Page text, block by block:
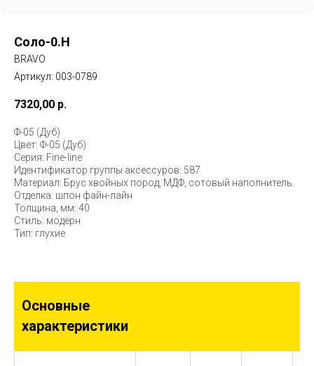
Соло-0.H
BRAVO
Артикул: 003-0789
7320,00 р.
Ф-05 (Дуб)
Цвет: Ф-05 (Дуб)
Серия: Fine-line
Идентификатор группы аксессуров: 587
Материал: Брус хвойных пород, МДФ, сотовый наполнитель.
Отделка: шпон файн-лайн
Толщина, мм: 40
Стиль: модерн
Тип: глухие
Основные
характеристики